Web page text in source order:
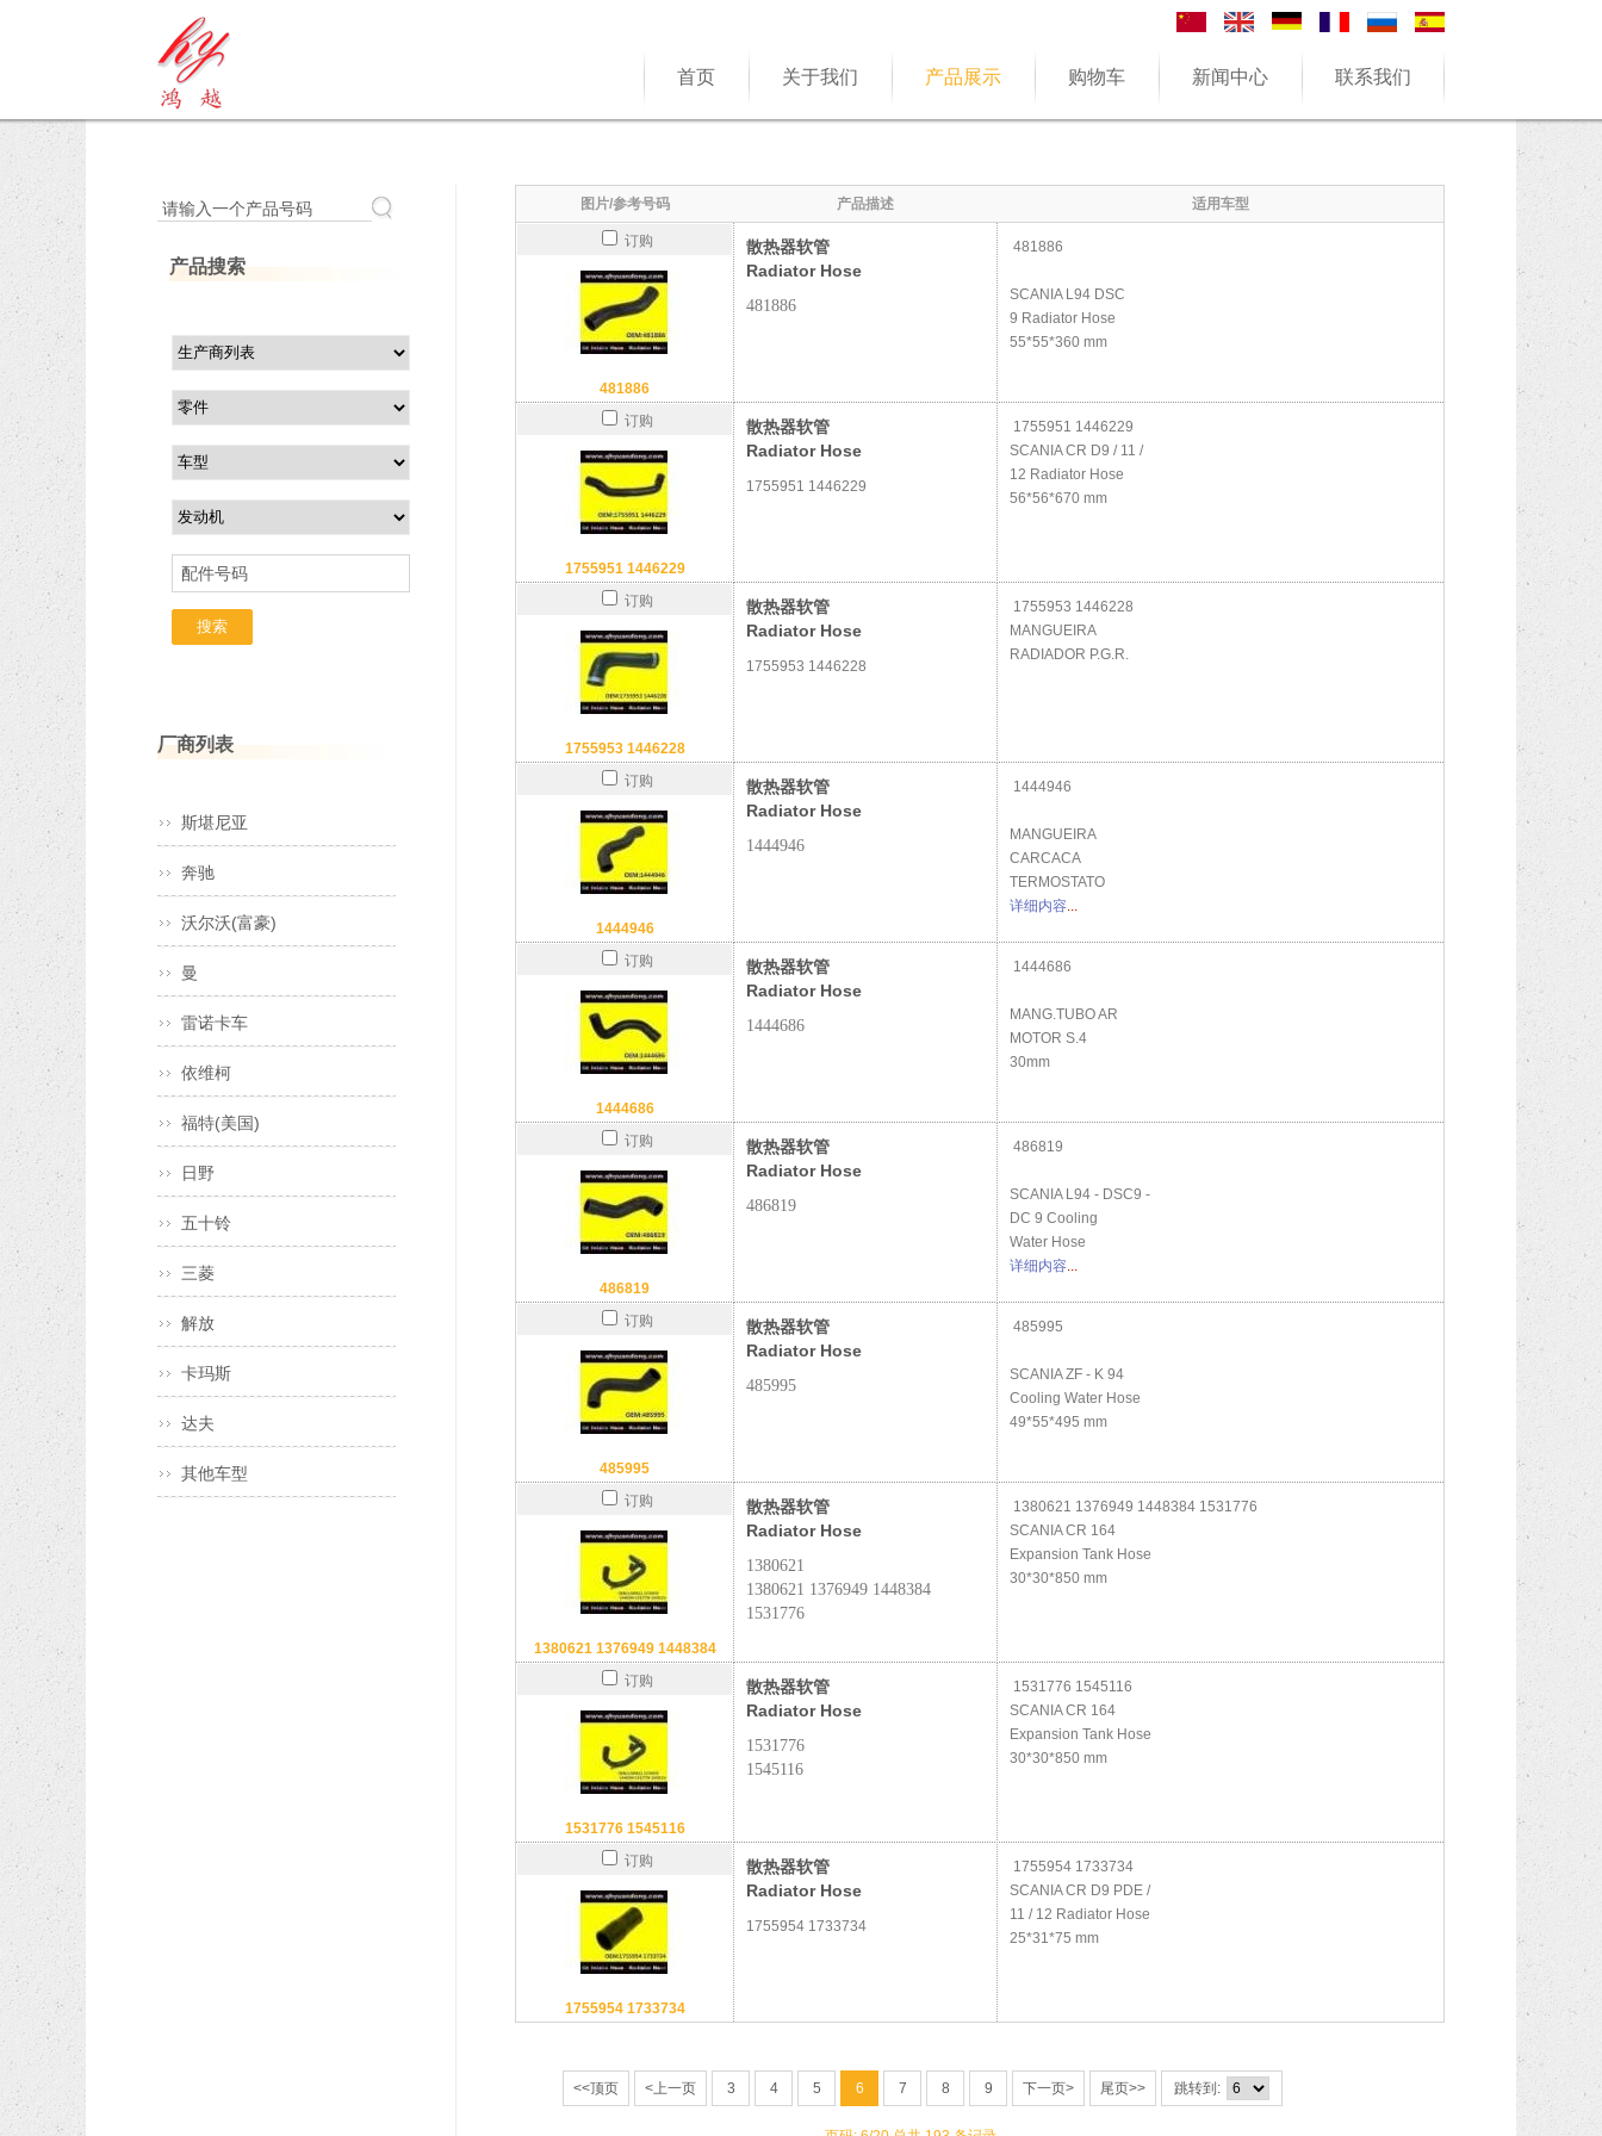
首页 关于我们 产品展示 购物车 新闻中心 联系我们
图片/参考号码 产品描述 适用车型
订购
481886
散热器软管
Radiator Hose
481886
481886
SCANIA L94 DSC
9 Radiator Hose
55*55*360 mm
订购
1755951 1446229
散热器软管
Radiator Hose
1755951 1446229
1755951 1446229
SCANIA CR D9 / 11 /
12 Radiator Hose
56*56*670 mm
订购
1755953 1446228
散热器软管
Radiator Hose
1755953 1446228
1755953 1446228
MANGUEIRA
RADIADOR P.G.R.
订购
1444946
散热器软管
Radiator Hose
1444946
1444946
MANGUEIRA
CARCACA
TERMOSTATO
详细内容...
订购
1444686
散热器软管
Radiator Hose
1444686
1444686
MANG.TUBO AR
MOTOR S.4
30mm
订购
486819
散热器软管
Radiator Hose
486819
486819
SCANIA L94 - DSC9 -
DC 9 Cooling
Water Hose
详细内容...
订购
485995
散热器软管
Radiator Hose
485995
485995
SCANIA ZF - K 94
Cooling Water Hose
49*55*495 mm
订购
1380621 1376949 1448384
散热器软管
Radiator Hose
1380621
1380621 1376949 1448384
1531776
1380621 1376949 1448384 1531776
SCANIA CR 164
Expansion Tank Hose
30*30*850 mm
订购
1531776 1545116
散热器软管
Radiator Hose
1531776
1545116
1531776 1545116
SCANIA CR 164
Expansion Tank Hose
30*30*850 mm
订购
1755954 1733734
散热器软管
Radiator Hose
1755954 1733734
1755954 1733734
SCANIA CR D9 PDE /
11 / 12 Radiator Hose
25*31*75 mm
<<顶页 <上一页 3 4 5 6 7 8 9 下一页> 尾页>> 跳转到:
请输入一个产品号码
产品搜索
配件号码
厂商列表
斯堪尼亚
奔驰
沃尔沃(富豪)
曼
雷诺卡车
依维柯
福特(美国)
日野
五十铃
三菱
解放
卡玛斯
达夫
其他车型